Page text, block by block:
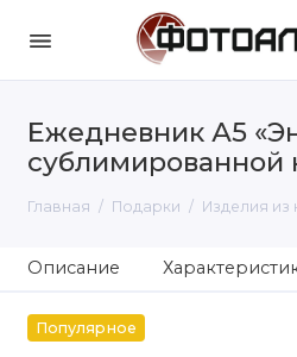
Ежедневник А5
сублимированной
Главная Подарки Изделия из
Описание
Популярное